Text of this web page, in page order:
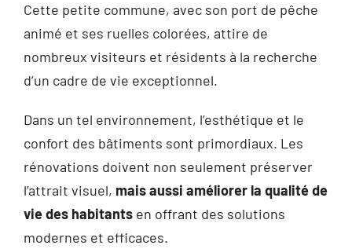
Cette petite commune, avec son port de pêche
animé et ses ruelles colorées, attire de
nombreux visiteurs et résidents à la recherche
d’un cadre de vie exceptionnel.
Dans un tel environnement, l’esthétique et le
confort des bâtiments sont primordiaux. Les
rénovations doivent non seulement préserver
l’attrait visuel, mais aussi améliorer la qualité de
vie des habitantsen offrant des solutions
modernes et efficaces.